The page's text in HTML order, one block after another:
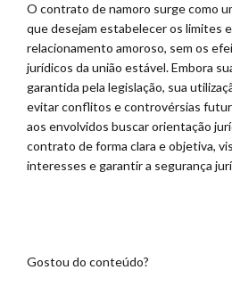
O contrato de namoro surge como
que desejam estabelecer os limites
relacionamento amoroso, sem os
jurídicos da união estável. Embora
garantida pela legislação, sua
evitar conflitos e controvérsias
aos envolvidos buscar orientação
contrato de forma clara e objetiva,
interesses e garantir a segurança
Gostou do conteúdo?